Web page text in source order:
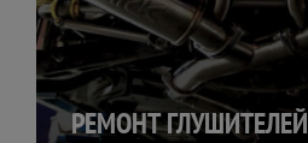
РЕМОНТ ГЛУШИТЕЛЕЙ